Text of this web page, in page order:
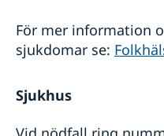
För mer information
sjukdomar se:
Sjukhus